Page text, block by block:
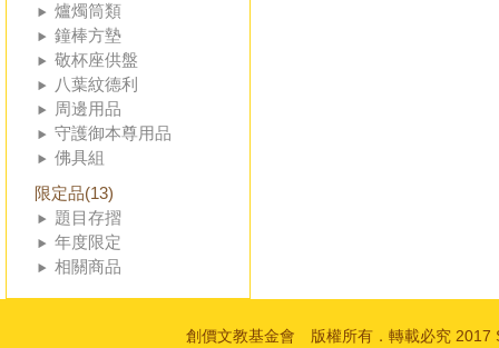
爐燭筒類
鐘棒方墊
敬杯座供盤
八葉紋德利
周邊用品
守護御本尊用品
佛具組
限定品(13)
題目存摺
年度限定
相關商品
創價文教基金會 版權所有．轉載必究 2017